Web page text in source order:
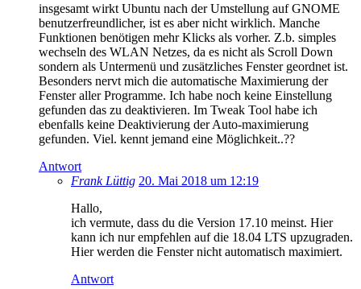
insgesamt wirkt Ubuntu nach der Umstellung auf GNOME
benutzerfreundlicher, ist es aber nicht wirklich. Manche
Funktionen benötigen mehr Klicks als vorher. Z.b. simples
wechseln des WLAN Netzes, da es nicht als Scroll Down
sondern als Untermenü und zusätzliches Fenster geordnet ist.
Besonders nervt mich die automatische Maximierung der
Fenster aller Programme. Ich habe noch keine Einstellung
gefunden das zu deaktivieren. Im Tweak Tool habe ich
ebenfalls keine Deaktivierung der Auto-maximierung
gefunden. Viel. kennt jemand eine Möglichkeit..??
Antwort
Frank Lüttig 20. Mai 2018 um 12:19
Hallo,
ich vermute, dass du die Version 17.10 meinst. Hier
kann ich nur empfehlen auf die 18.04 LTS upzugraden.
Hier werden die Fenster nicht automatisch maximiert.
Antwort